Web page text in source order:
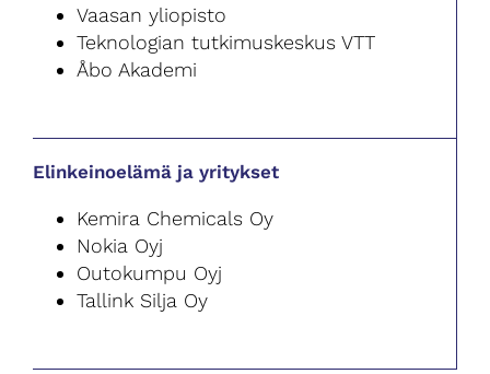
Vaasan yliopisto
Teknologian tutkimuskeskus VTT
Åbo Akademi
Elinkeinoelämä ja yritykset
Kemira Chemicals Oy
Nokia Oyj
Outokumpu Oyj
Tallink Silja Oy